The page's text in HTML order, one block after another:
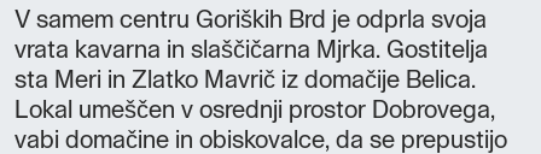
V samem centru Goriških Brd je odprla svoja
vrata kavarna in slaščičarna Mjrka. Gostitelja
sta Meri in Zlatko Mavrič iz domačije Belica.
Lokal umeščen v osrednji prostor Dobrovega,
vabi domačine in obiskovalce, da se prepustijo